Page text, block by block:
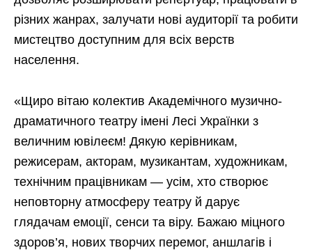
різних жанрах, залучати нові аудиторії та робити
мистецтво доступним для всіх верств
населення.
«Щиро вітаю колектив Академічного музично-
драматичного театру імені Лесі Українки з
величним ювілеєм! Дякую керівникам,
режисерам, акторам, музикантам, художникам,
технічним працівникам — усім, хто створює
неповторну атмосферу театру й дарує
глядачам емоції, сенси та віру. Бажаю міцного
здоров’я, нових творчих перемог, аншлагів і